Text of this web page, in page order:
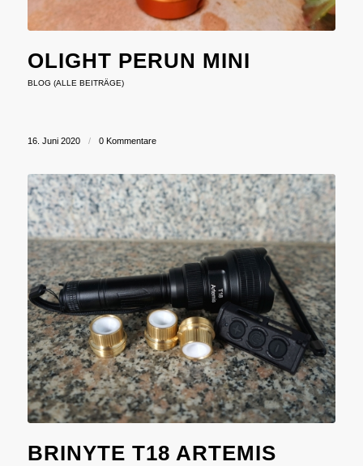
OLIGHT PERUN MINI
BLOG (ALLE BEITRÄGE)
16. Juni 2020 / 0 Kommentare
BRINYTE T18 ARTEMIS